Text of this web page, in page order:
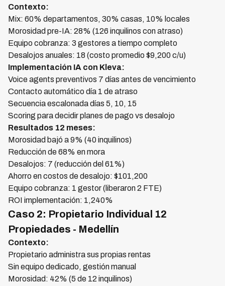
Contexto:
Mix: 60% departamentos, 30% casas, 10% locales
Morosidad pre-IA: 28% (126 inquilinos con atraso)
Equipo cobranza: 3 gestores a tiempo completo
Desalojos anuales: 18 (costo promedio $9,200 c/u)
Implementación IA con Kleva:
Voice agents preventivos 7 días antes de vencimiento
Contacto automático día 1 de atraso
Secuencia escalonada días 5, 10, 15
Scoring para decidir planes de pago vs desalojo
Resultados 12 meses:
Morosidad bajó a 9% (40 inquilinos)
Reducción de 68% en mora
Desalojos: 7 (reducción del 61%)
Ahorro en costos de desalojo: $101,200
Equipo cobranza: 1 gestor (liberaron 2 FTE)
ROI implementación: 1,240%
Caso 2: Propietario Individual 12
Propiedades - Medellín
Contexto:
Propietario administra sus propias rentas
Sin equipo dedicado, gestión manual
Morosidad: 42% (5 de 12 inquilinos)